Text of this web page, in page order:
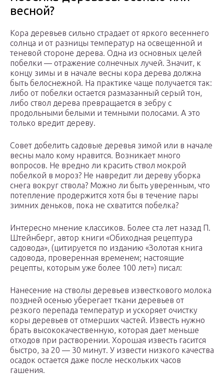
весной?
Кора деревьев сильно страдает от яркого весеннего
солнца и от разницы температур на освещенной и
теневой стороне дерева. Одна из основных целей
побелки — отражение солнечных лучей. Значит, к
концу зимы и в начале весны кора дерева должна
быть белоснежной. На практике чаще получается так:
либо от побелки остается размазанный серый тон,
либо ствол дерева превращается в зебру с
продольными белыми и темными полосами. А это
только вредит дереву.
Совет добелить садовые деревья зимой или в начале
весны мало кому нравится. Возникает много
вопросов. Не вредно ли красить ствол мокрой
побелкой в мороз? Не навредит ли дереву уборка
снега вокруг ствола? Можно ли быть уверенным, что
потепление продержится хотя бы в течение пары
зимних деньков, пока не схватится побелка?
Интересно мнение классиков. Более ста лет назад П.
Штейнберг, автор книги «Обиходная рецептура
садовода», (цитируется по изданию «Золотая книга
садовода, проверенная временем; настоящие
рецепты, которым уже более 100 лет») писал:
Нанесение на стволы деревьев известкового молока
поздней осенью уберегает ткани деревьев от
резкого перепада температур и ускоряет очистку
коры деревьев от отмерших частей. Известь нужно
брать высококачественную, которая дает меньше
отходов при растворении. Хорошая известь гасится
быстро, за 20 — 30 минут. У извести низкого качества
осадок остается даже после нескольких часов
гашения.